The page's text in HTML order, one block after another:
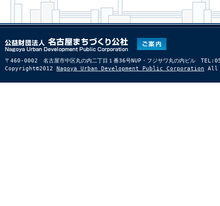
〒460-0002 名古屋市中区丸の内二丁目１番36号NUP・フジサワ丸の内ビル
Copyright©2012 Nagoya Urban Development Public Corporation All